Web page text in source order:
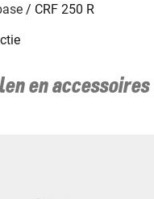
CRF 250 R
en